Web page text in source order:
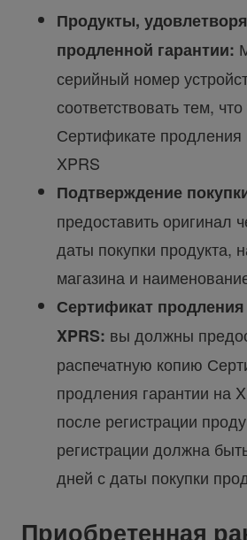
Продукты,
продленной гарантии:
серийный номер
соответствовать тем,
Сертификате продления
XPRS
Подтверждение
предоставить оригинал
даты покупки продукта,
магазина и
Сертификат продления
XPRS: вы должны
распечатную копию
продления гарантии на
после регистрации
регистрации должна
дней с даты покупки
Приобретенная